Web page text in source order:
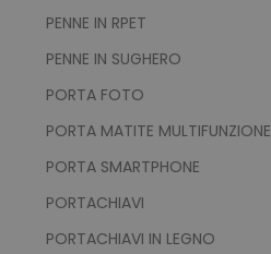
PENNE IN RPET
PENNE IN SUGHERO
PORTA FOTO
PORTA MATITE MULTIFUNZIONE
PORTA SMARTPHONE
PORTACHIAVI
PORTACHIAVI IN LEGNO